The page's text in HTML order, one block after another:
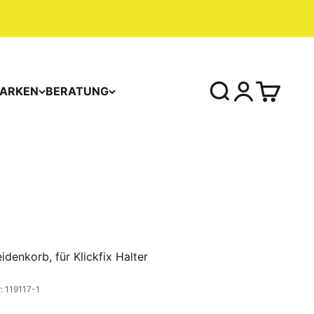
BERATUNG
für Klickfix Halter
119117-1